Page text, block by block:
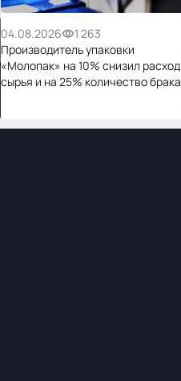
04.08.2026
1 263
Производитель упаковки
«Молопак» на 10% снизил расход
сырья и на 25% количество брака